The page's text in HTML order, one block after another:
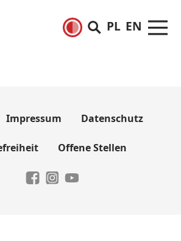
PL EN
Impressum Datenschutz
Offene Stellen